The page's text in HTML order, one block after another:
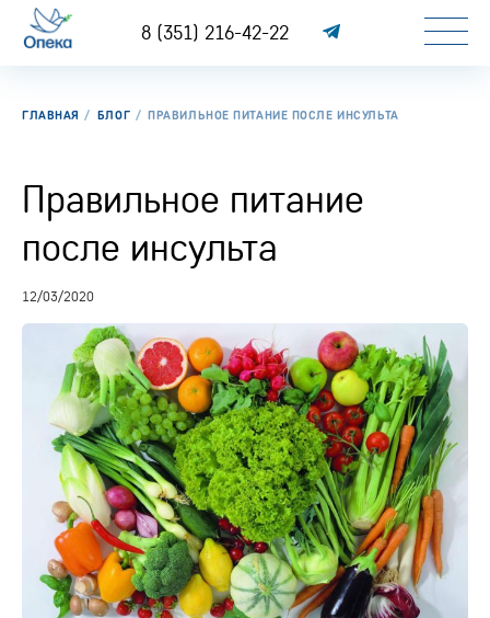
8 (351) 216-42-22
ГЛАВНАЯ БЛОГ ПРАВИЛЬНОЕ ПИТАНИЕ ПОСЛЕ ИНСУЛЬТА
Правильное питание
после инсульта
12/03/2020